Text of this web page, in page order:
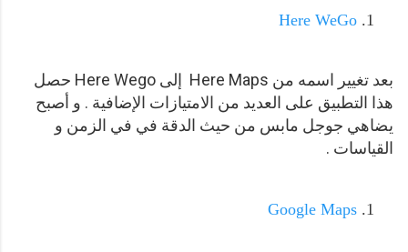
Here WeGo
بعد تغيير اسمه من Here Maps إلى Here Wego حصل
هذا التطبيق على العديد من الامتيازات الإضافية . و أصبح
يضاهي جوجل مابس من حيث الدقة في في الزمن و
القياسات .
Google Maps